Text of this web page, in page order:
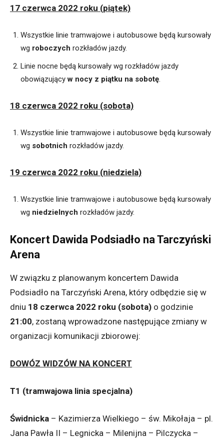
17 czerwca 2022 roku (piątek)
Wszystkie linie tramwajowe i autobusowe będą kursowały
wg roboczych rozkładów jazdy.
Linie nocne będą kursowały wg rozkładów jazdy
obowiązującyw nocy z piątku na sobotę.
18 czerwca 2022 roku (sobota)
Wszystkie linie tramwajowe i autobusowe będą kursowały
wg sobotnich rozkładów jazdy.
19 czerwca 2022 roku (niedziela)
Wszystkie linie tramwajowe i autobusowe będą kursowały
wg niedzielnych rozkładów jazdy.
Koncert Dawida Podsiadło na Tarczyński
Arena
W związku z planowanym koncertem Dawida
Podsiadło na Tarczyński Arena, który odbędzie się w
dniu 18 czerwca 2022 roku (sobota) o godzinie
21:00, zostaną wprowadzone następujące zmiany w
organizacji komunikacji zbiorowej:
DOWÓZ WIDZÓW NA KONCERT
T1 (tramwajowa linia specjalna)
Świdnicka – Kazimierza Wielkiego – św. Mikołaja – pl.
Jana Pawła II – Legnicka – Milenijna – Pilczycka –